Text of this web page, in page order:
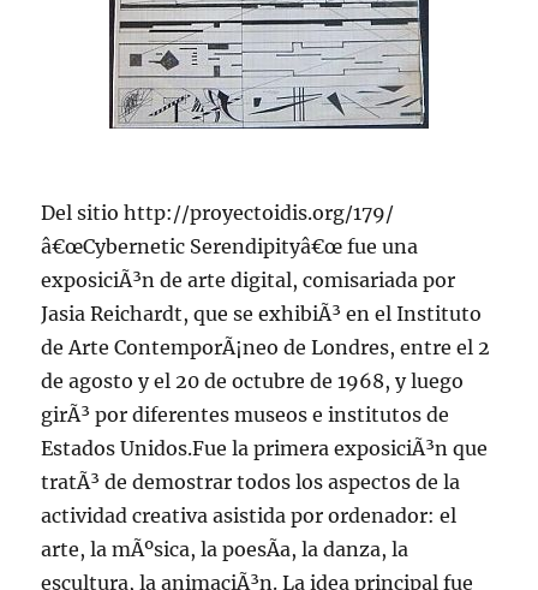
Del sitio http://proyectoidis.org/179/
â€œCybernetic Serendipityâ€œ fue una
exposiciÃ³n de arte digital, comisariada por
Jasia Reichardt, que se exhibiÃ³ en el Instituto
de Arte ContemporÃ¡neo de Londres, entre el 2
de agosto y el 20 de octubre de 1968, y luego
girÃ³ por diferentes museos e institutos de
Estados Unidos.Fue la primera exposiciÃ³n que
tratÃ³ de demostrar todos los aspectos de la
actividad creativa asistida por ordenador: el
arte, la mÃºsica, la poesÃ­a, la danza, la
escultura, la animaciÃ³n. La idea principal fue